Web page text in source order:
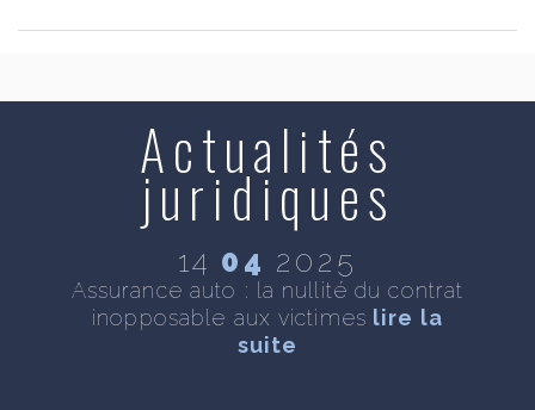
Actualités
juridiques
14 04 2025
Assurance auto : la nullité du contrat
inopposable aux victimes lire la
suite